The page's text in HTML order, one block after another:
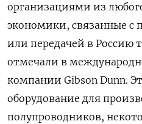
организациями из
экономики, связанные с
или передачей в Россию
отмечали в
компании Gibson Dunn.
оборудование для
полупроводников,